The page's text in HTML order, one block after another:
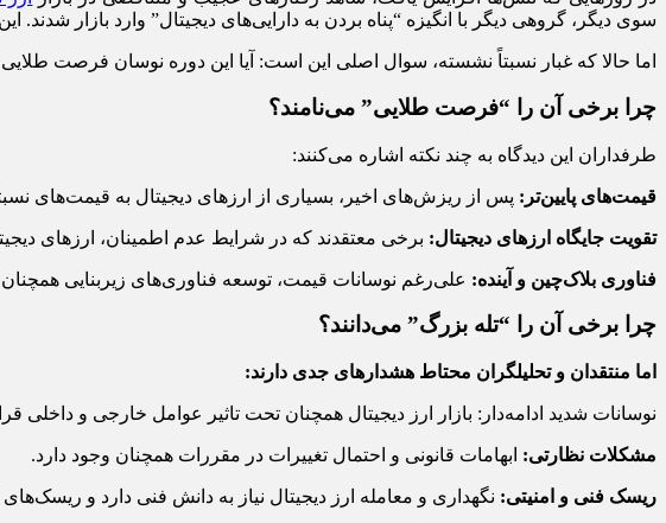
سوی دیگر، گروهی دیگر با انگیزه “پناه بردن به دارایی‌های دیجیتال” وارد بازار
اما حالا که غبار نسبتاً نشسته، سوال اصلی این است: آیا این دوره نوسان فرصت
چرا برخی آن را “فرصت طلایی” می‌نامند؟
طرفداران این دیدگاه به چند نکته اشاره می‌کنند:
قیمت‌های پایین‌تر: پس از ریزش‌های اخیر، بسیاری از ارزهای دیجیتال به قیمت‌های
تقویت جایگاه ارزهای دیجیتال: برخی معتقدند که در شرایط عدم اطمینان، ارزهای
فناوری بلاک‌چین و آینده: علی‌رغم نوسانات قیمت، توسعه فناوری‌های زیربنایی همچنان
چرا برخی آن را “تله بزرگ” می‌دانند؟
اما منتقدان و تحلیلگران محتاط هشدارهای جدی دارند:
نوسانات شدید ادامه‌دار: بازار ارز دیجیتال همچنان تحت تاثیر عوامل خارجی و داخلی
مشکلات نظارتی: ابهامات قانونی و احتمال تغییرات در مقررات همچنان وجود دارد.
ریسک فنی و امنیتی: نگهداری و معامله ارز دیجیتال نیاز به دانش فنی دارد و